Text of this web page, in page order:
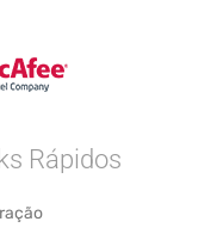
Rápidos